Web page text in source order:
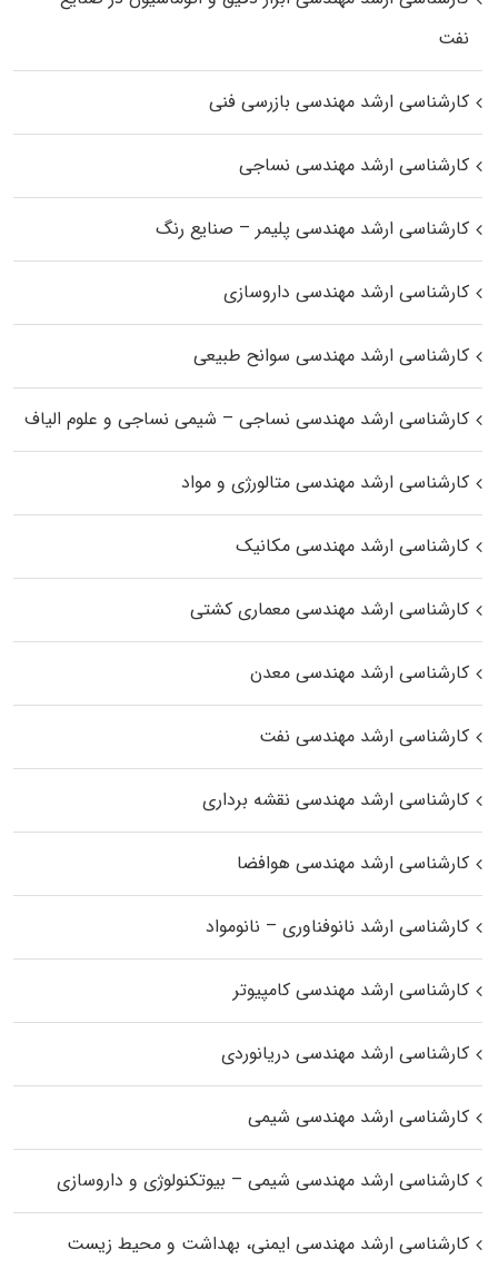
نفت
کارشناسی ارشد مهندسی بازرسی فنی
کارشناسی ارشد مهندسی نساجی
کارشناسی ارشد مهندسی پلیمر – صنایع رنگ
کارشناسی ارشد مهندسی داروسازی
کارشناسی ارشد مهندسی سوانح طبیعی
کارشناسی ارشد مهندسی نساجی – شیمی نساجی و علوم الیاف
کارشناسی ارشد مهندسی متالورژی و مواد
کارشناسی ارشد مهندسی مکانیک
کارشناسی ارشد مهندسی معماری کشتی
کارشناسی ارشد مهندسی معدن
کارشناسی ارشد مهندسی نفت
کارشناسی ارشد مهندسی نقشه برداری
کارشناسی ارشد مهندسی هوافضا
کارشناسی ارشد نانوفناوری – نانومواد
کارشناسی ارشد مهندسی کامپیوتر
کارشناسی ارشد مهندسی دریانوردی
کارشناسی ارشد مهندسی شیمی
کارشناسی ارشد مهندسی شیمی – بیوتکنولوژی و داروسازی
کارشناسی ارشد مهندسی ایمنی، بهداشت و محیط زیست